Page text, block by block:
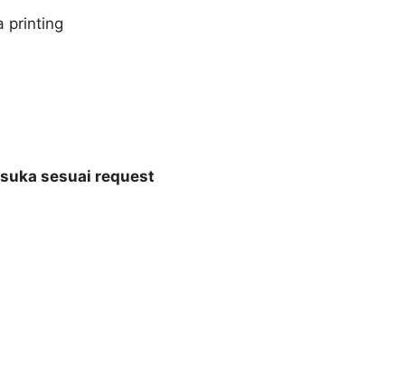
sesuai request